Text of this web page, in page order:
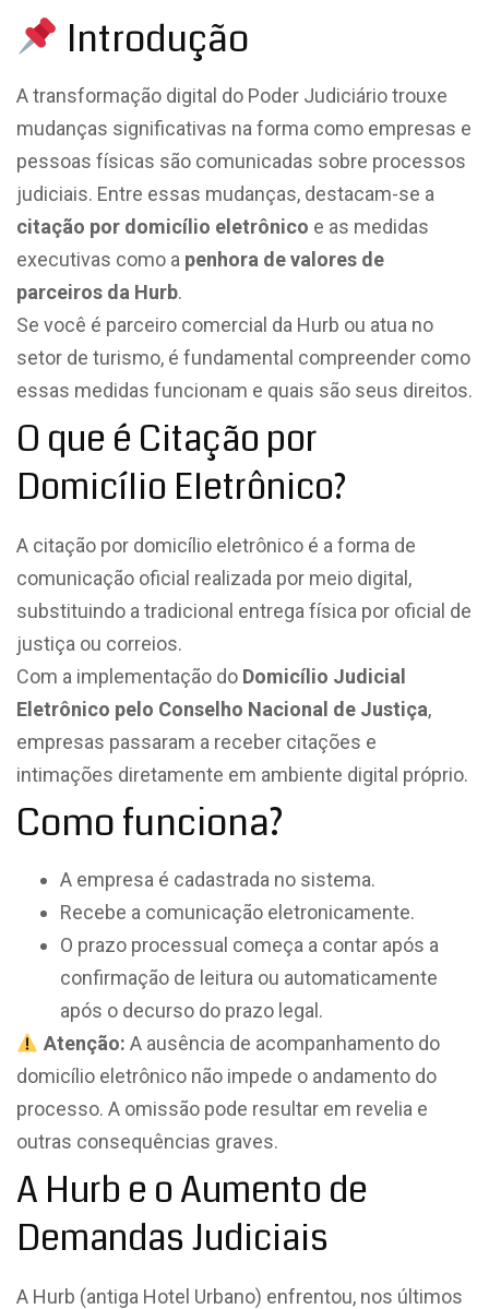
Introdução
A transformação digital do Poder Judiciário trouxe
mudanças significativas na forma como empresas e
pessoas físicas são comunicadas sobre processos
judiciais. Entre essas mudanças, destacam-se a
citação por domicílio eletrônico e as medidas
executivas como a penhora de valores de
parceiros da Hurb.
Se você é parceiro comercial da Hurb ou atua no
setor de turismo, é fundamental compreender como
essas medidas funcionam e quais são seus direitos.
O que é Citação por
Domicílio Eletrônico?
A citação por domicílio eletrônico é a forma de
comunicação oficial realizada por meio digital,
substituindo a tradicional entrega física por oficial de
justiça ou correios.
Com a implementação do Domicílio Judicial
Eletrônico pelo Conselho Nacional de Justiça,
empresas passaram a receber citações e
intimações diretamente em ambiente digital próprio.
Como funciona?
A empresa é cadastrada no sistema.
Recebe a comunicação eletronicamente.
O prazo processual começa a contar após a
confirmação de leitura ou automaticamente
após o decurso do prazo legal.
Atenção: A ausência de acompanhamento do
domicílio eletrônico não impede o andamento do
processo. A omissão pode resultar em revelia e
outras consequências graves.
A Hurb e o Aumento de
Demandas Judiciais
A Hurb (antiga Hotel Urbano) enfrentou, nos últimos